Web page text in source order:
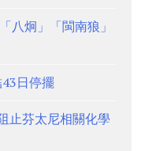
八炯」「閩南狼」
日停擺
止芬太尼相關化學